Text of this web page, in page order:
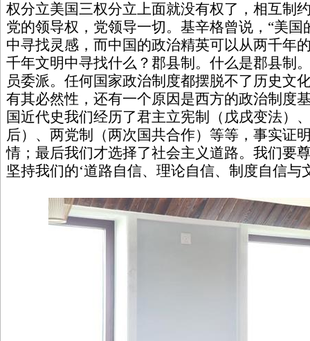
权分立美国三权分立上面就没有权了，相互制
党的领导权，党领导一切。基辛格曾说，“美
中寻找灵感，而中国的政治精英可以从两千年
千年文明中寻找什么？郡县制。什么是郡县制
员委派。任何国家政治制度都摆脱不了历史文
有其必然性，还有一个原因是西方的政治制度
国近代史我们经历了君主立宪制（戊戌变法）
后）、两党制（两次国共合作）等等，事实证
情；最后我们才选择了社会主义道路。我们要
坚持我们的‘道路自信、理论自信、制度自信与